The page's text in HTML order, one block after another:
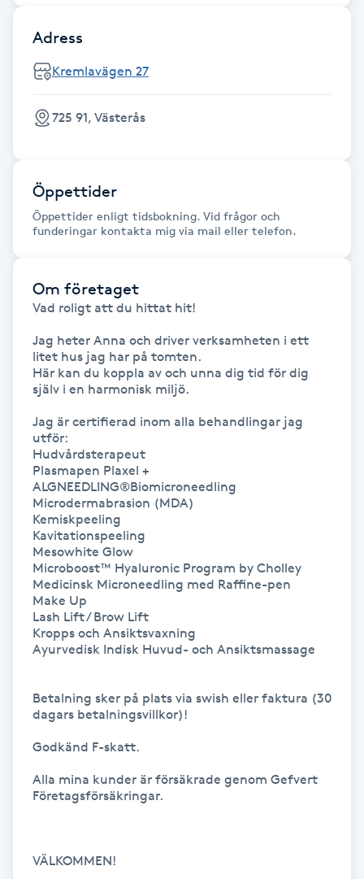
Gelenaglar
Gellack med förstärkning
Gravidyoga
Gruppträning
Gua Sha-massage
Hatha Yoga
Headspa
Healing
Herrklippning
HIFU
Hollywood Peel
Hot Stone Massage
Hudföryngring
Huduppstramning
Hudvård
Adress
Kremlavägen 27
725 91, Västerås
Öppettider
Öppettider enligt tidsbokning. Vid frågor och
funderingar kontakta mig via mail eller telefon.
Om företaget
Vad roligt att du hittat hit!
Jag heter Anna och driver verksamheten i ett
litet hus jag har på tomten.
Här kan du koppla av och unna dig tid för dig
själv i en harmonisk miljö.
Jag är certifierad inom alla behandlingar jag
utför:
Hudvårdsterapeut
Plasmapen Plaxel +
ALGNEEDLING®Biomicroneedling
Microdermabrasion (MDA)
Kemiskpeeling
Kavitationspeeling
Mesowhite Glow
Microboost™ Hyaluronic Program by Cholley
Medicinsk Microneedling med Raffine-pen
Make Up
Lash Lift / Brow Lift
Kropps och Ansiktsvaxning
Ayurvedisk Indisk Huvud- och Ansiktsmassage
Betalning sker på plats via swish eller faktura (30
dagars betalningsvillkor)!
Godkänd F-skatt.
Alla mina kunder är försäkrade genom Gefvert
Företagsförsäkringar.
VÄLKOMMEN!